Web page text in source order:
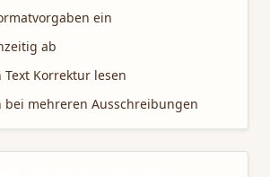
ein
ab
Text Korrektur lesen
bei mehreren Ausschreibungen